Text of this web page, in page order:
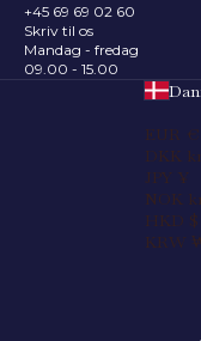
+45 69 69 02 60
Skriv til os
Mandag - fredag
09.00 - 15.00
EUR €
DKK
JPY ¥
NOK
HKD $
KRW